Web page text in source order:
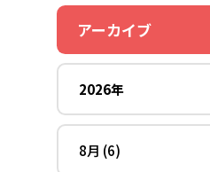
アーカイブ
2026年
8月 (6)